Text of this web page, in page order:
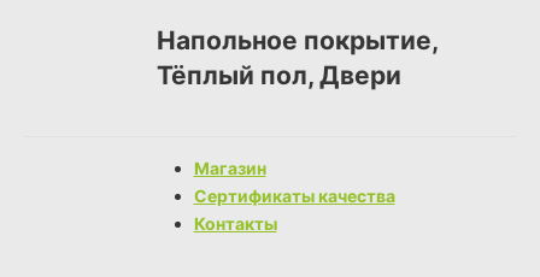
Напольное покрытие,
Тёплый пол, Двери
Магазин
Сертификаты качества
Контакты